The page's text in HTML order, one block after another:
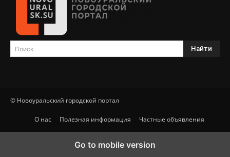
Поиск Найти
© Новоуральский городской портал
О нас Полезная информация Частные объявления
Go to mobile version